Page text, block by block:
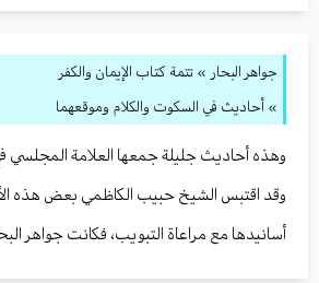
جواهر البحار » تتمة كتاب الإيمان والكفر
» أحاديث في السكوت والكلام وموقعهما
وهذه أحاديث جليلة جمعها العلامة المجلسي في
وقد اقتبس الشيخ حبيب الكاظمي بعض هذه
أسانيدها مع مراعاة التبويب، فكانت جواهر